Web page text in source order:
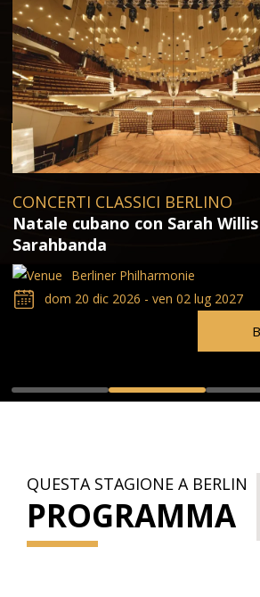
CONCERTI CLASSICI BERLINO
Natale cubano con Sarah
Sarahbanda
Berliner Philharmonie
dom 20 dic 2026 - ven 02 lug 2027
QUESTA STAGIONE A BERLIN
PROGRAMMA